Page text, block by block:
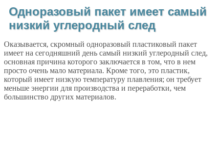
Одноразовый пакет имеет самый
низкий углеродный след
Оказывается, скромный одноразовый пластиковый пакет
имеет на сегодняшний день самый низкий углеродный след,
основная причина которого заключается в том, что в нем
просто очень мало материала. Кроме того, это пластик,
который имеет низкую температуру плавления; он требует
меньше энергии для производства и переработки, чем
большинство других материалов.